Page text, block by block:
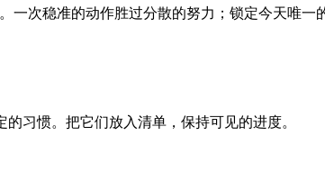
一次稳准的动作胜过分散的努力；锁定今天唯一
习惯。把它们放入清单，保持可见的进度。